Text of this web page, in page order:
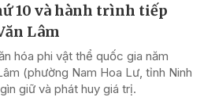
10 và hành trình tiếp
Lâm
hóa phi vật thể quốc gia năm
(phường Nam Hoa Lư, tỉnh Ninh
giữ và phát huy giá trị.